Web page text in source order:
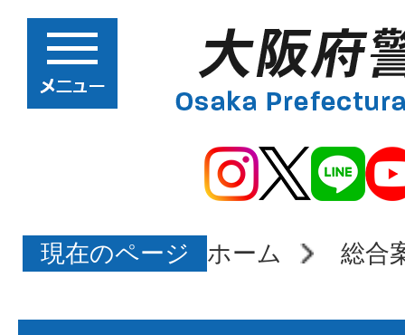
現在のページ ホーム 総合